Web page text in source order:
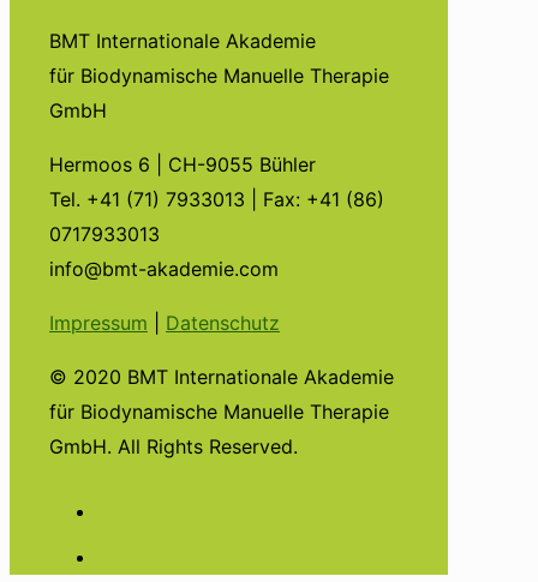
BMT Internationale Akademie
für Biodynamische Manuelle Therapie
GmbH
Hermoos 6 | CH-9055 Bühler
Tel. +41 (71) 7933013 | Fax: +41 (86)
0717933013
info@bmt-akademie.com
Impressum Datenschutz
© 2020 BMT Internationale Akademie
für Biodynamische Manuelle Therapie
GmbH. All Rights Reserved.